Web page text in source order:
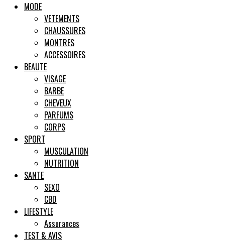
Pas si
Male
MODE
VETEMENTS
CHAUSSURES
MONTRES
ACCESSOIRES
BEAUTE
VISAGE
BARBE
CHEVEUX
PARFUMS
CORPS
SPORT
MUSCULATION
NUTRITION
SANTE
SEXO
CBD
LIFESTYLE
Assurances
TEST & AVIS